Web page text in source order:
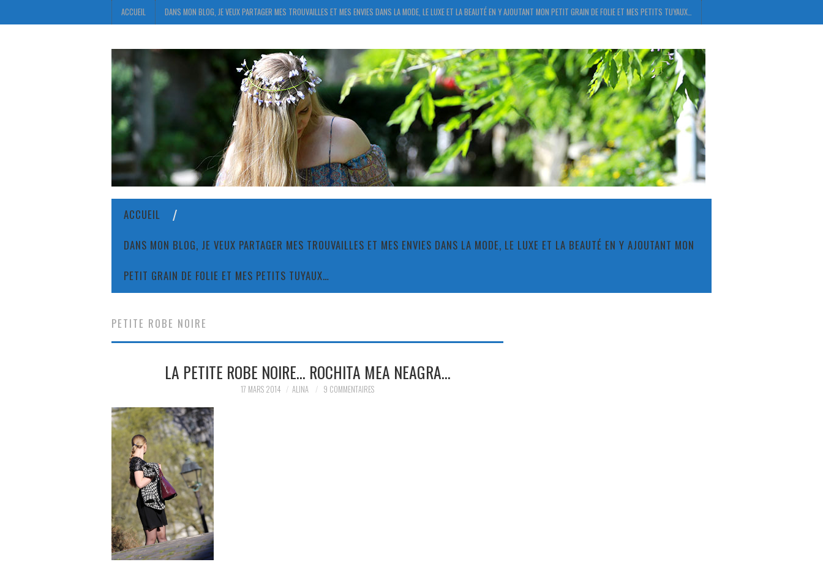
ACCUEIL DANS MON BLOG, JE VEUX PARTAGER MES TROUVAILLES ET MES ENVIES DANS LA MODE, LE LUXE ET LA BEAUTÉ EN Y AJOUTANT MON PETIT GRAIN DE FOLIE ET MES PETITS TUYAUX…
ACCUEIL
DANS MON BLOG, JE VEUX PARTAGER MES TROUVAILLES ET MES ENVIES DANS LA MODE, LE LUXE ET LA BEAUTÉ EN Y AJOUTANT MON
PETIT GRAIN DE FOLIE ET MES PETITS TUYAUX…
PETITE ROBE NOIRE
LA PETITE ROBE NOIRE… ROCHITA MEA NEAGRA…
17 MARS 2014 ALINA 9 COMMENTAIRES